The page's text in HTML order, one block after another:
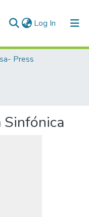
Log In (current)
Press
Sinfónica